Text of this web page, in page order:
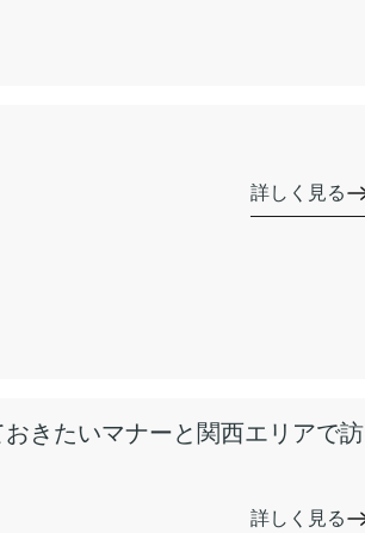
詳しく見る
きたいマナーと関西エリアで訪
詳しく見る